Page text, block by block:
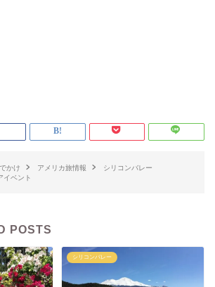
かけ アメリカ旅情報
シリコンバレー
イベント
POSTS
シリコンバレー